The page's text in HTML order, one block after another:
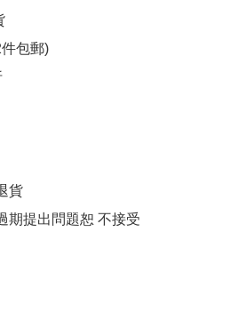
包郵)
貨
期提出問題恕 不接受